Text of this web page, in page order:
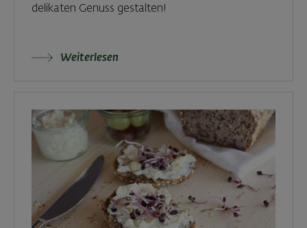
delikaten Genuss gestalten!
Weiterlesen